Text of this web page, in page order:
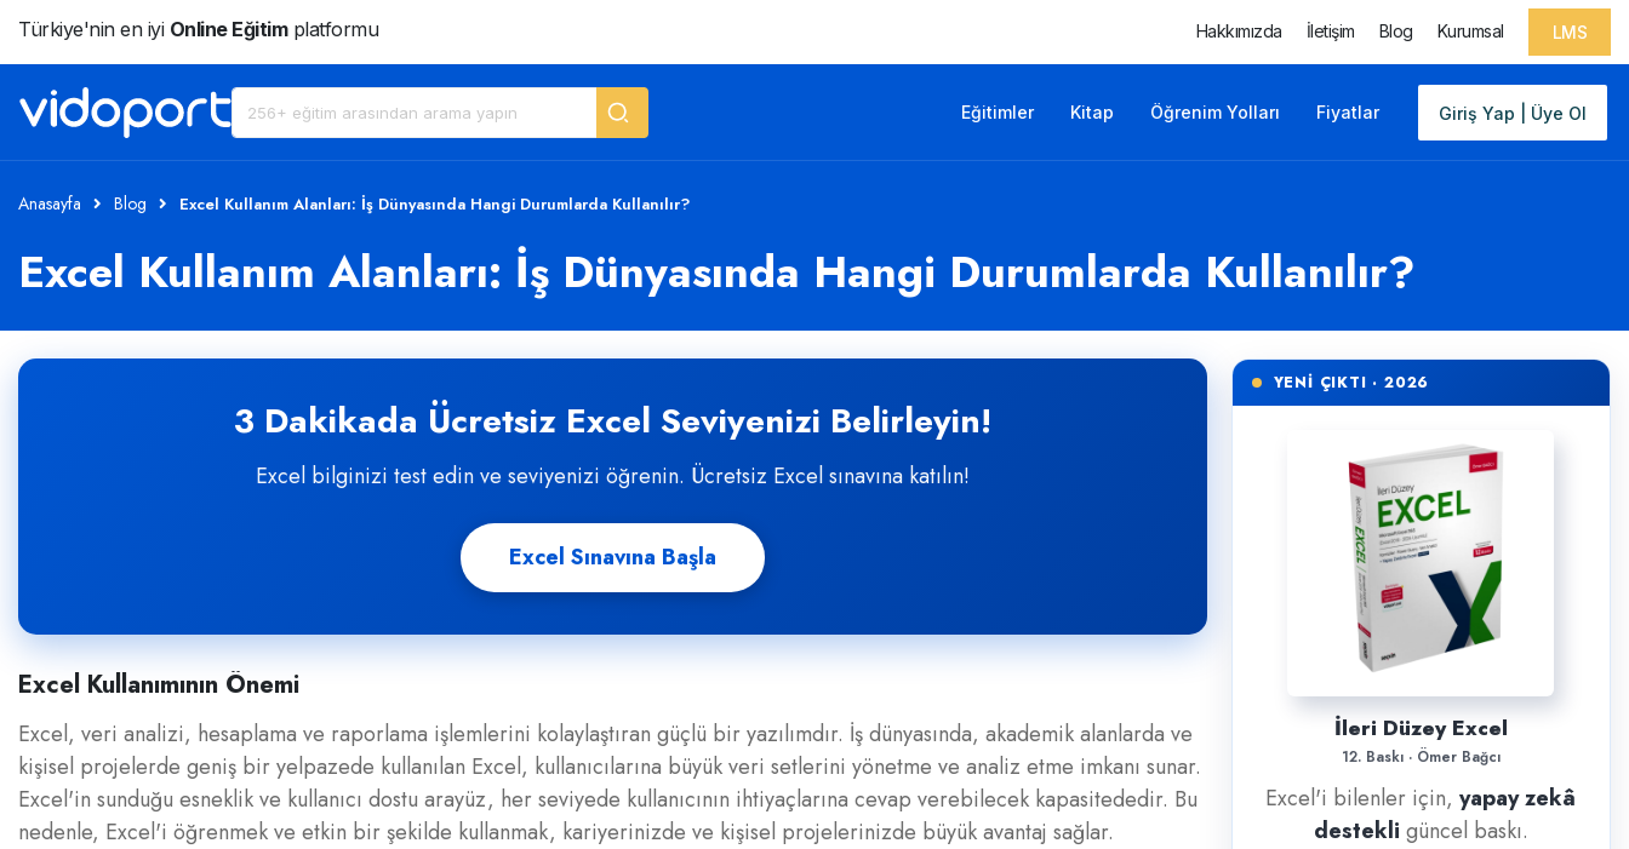
Türkiye'nin en iyi Online Eğitimplatformu Hakkımızda İletişim Blog Kurumsal LMS
Giriş Yap | Üye Ol
Eğitimler Kitap Öğrenim Yolları Fiyatlar
Anasayfa Blog Excel Kullanım Alanları: İş Dünyasında Hangi Durumlarda Kullanılır?
Excel Kullanım Alanları: İş Dünyasında Hangi Durumlarda Kullanılır?
3 Dakikada Ücretsiz Excel Seviyenizi Belirleyin!
Excel bilginizi test edin ve seviyenizi öğrenin. Ücretsiz Excel sınavına katılın!
Excel Sınavına Başla
Excel Kullanımının Önemi
Excel, veri analizi, hesaplama ve raporlama işlemlerini kolaylaştıran güçlü bir yazılımdır. İş dünyasında, akademik alanlarda ve
kişisel projelerde geniş bir yelpazede kullanılan Excel, kullanıcılarına büyük veri setlerini yönetme ve analiz etme imkanı sunar.
Excel'in sunduğu esneklik ve kullanıcı dostu arayüz, her seviyede kullanıcının ihtiyaçlarına cevap verebilecek kapasitededir. Bu
nedenle, Excel'i öğrenmek ve etkin bir şekilde kullanmak, kariyerinizde ve kişisel projelerinizde büyük avantaj sağlar.
YENİ ÇIKTI · 2026
İleri Düzey Excel
12. Baskı · Ömer Bağcı
Excel'i bilenler için,yapay zekâ
destekli güncel baskı.